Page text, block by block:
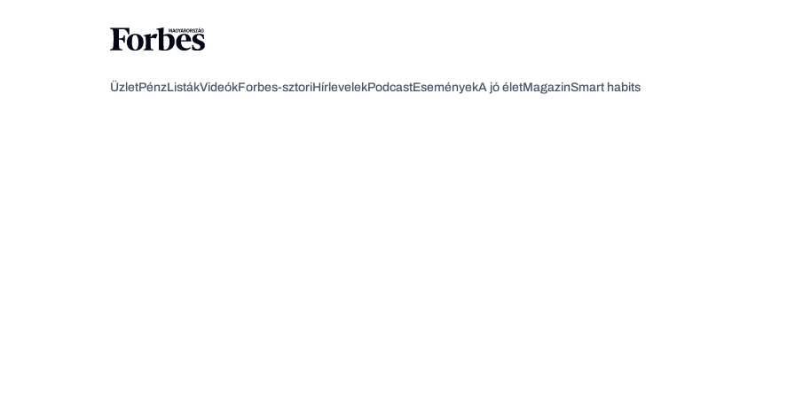
ÜzletPénzListákVideókForbes-sztoriHírlevelekPodcastEseményekA jó életMagazinSmart habits